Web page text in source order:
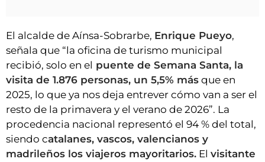
El alcalde de Aínsa-Sobrarbe, Enrique Pueyo,
señala que “la oficina de turismo municipal
recibió, solo en el puente de Semana Santa, la
visita de 1.876 personas, un 5,5% más que en
2025, lo que ya nos deja entrever cómo van a ser el
resto de la primavera y el verano de 2026”. La
procedencia nacional representó el 94 % del total,
siendo catalanes, vascos, valencianos y
madrileños los viajeros mayoritarios. El visitante